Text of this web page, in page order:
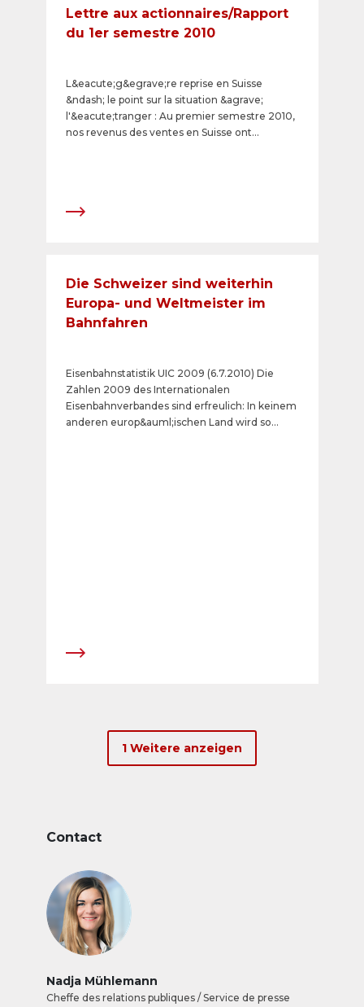
Lettre aux actionnaires/Rapport
du 1er semestre 2010
L&eacute;g&egrave;re reprise en Suisse
&ndash; le point sur la situation &agrave;
l'&eacute;tranger : Au premier semestre 2010,
nos revenus des ventes en Suisse ont
24,5 millions.
Die Schweizer sind weiterhin
Europa- und Weltmeister im
Bahnfahren
Eisenbahnstatistik UIC 2009 (6.7.2010) Die
Zahlen 2009 des Internationalen
Eisenbahnverbandes sind erfreulich: In keinem
anderen europ&auml;ischen Land wird so
1 Weitere anzeigen
Contact
Nadja Mühlemann
Cheffe des relations publiques / Service de presse